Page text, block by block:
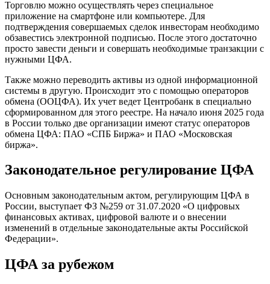
Торговлю можно осуществлять через специальное
приложение на смартфоне или компьютере. Для
подтверждения совершаемых сделок инвесторам необходимо
обзавестись электронной подписью. После этого достаточно
просто завести деньги и совершать необходимые транзакции с
нужными ЦФА.
Также можно переводить активы из одной информационной
системы в другую. Происходит это с помощью операторов
обмена (ООЦФА). Их учет ведет Центробанк в специально
сформированном для этого реестре. На начало июня 2025 года
в России только две организации имеют статус операторов
обмена ЦФА: ПАО «СПБ Биржа» и ПАО «Московская
биржа».
Законодательное регулирование ЦФА
Основным законодательным актом, регулирующим ЦФА в
России, выступает ФЗ №259 от 31.07.2020 «О цифровых
финансовых активах, цифровой валюте и о внесении
изменений в отдельные законодательные акты Российской
Федерации».
ЦФА за рубежом